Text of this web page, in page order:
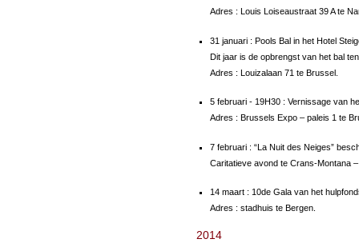
Adres : Louis Loiseaustraat 39 A te
31 januari : Pools Bal in het Hotel
Dit jaar is de opbrengst van het bal
Adres : Louizalaan 71 te Brussel.
5 februari - 19H30 : Vernissage van
Adres : Brussels Expo – paleis 1 te
7 februari : “La Nuit des Neiges”
Caritatieve avond te Crans-Montana
14 maart : 10de Gala van het
Adres : stadhuis te Bergen.
2014